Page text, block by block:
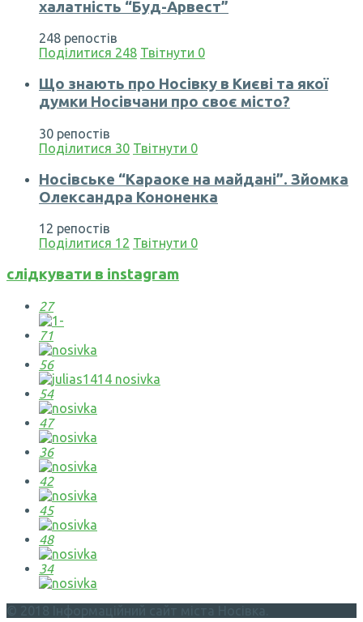
халатність “Буд-Арвест”
248 репостів
Поділитися 248 Твітнути 0
Що знають про Носівку в Києві та якої
думки Носівчани про своє місто?
30 репостів
Поділитися 30 Твітнути 0
Носівське “Караоке на майдані”. Зйомка
Олександра Кононенка
12 репостів
Поділитися 12 Твітнути 0
слідкувати в instagram
27
71
56
54
47
36
42
45
48
34